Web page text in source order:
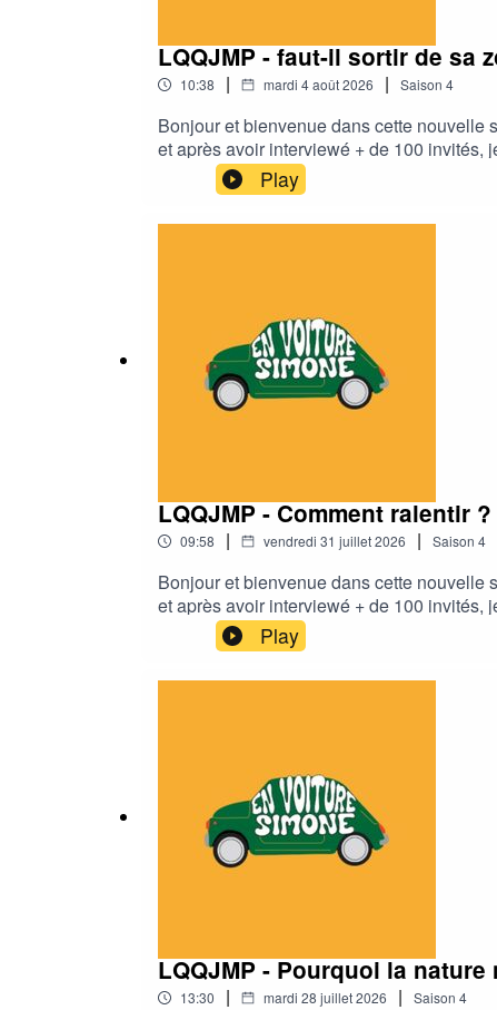
LQQJMP - faut-il sortir de sa
10:38 | mardi 4 août 2026 | Saison 4
Bonjour et bienvenue dans cette nouvelle
et après avoir interviewé + de 100 invités,
de soi. Dans cette série, je vais essayer
épisode, je me pose la question : Faut-il
les talents, accompagne les
Play
LQQJMP - Comment ralentir ?
09:58 | vendredi 31 juillet 2026 | Saison 4
Bonjour et bienvenue dans cette nouvelle
et après avoir interviewé + de 100 invités,
de soi. Dans cette série, je vais essayer
épisode, je me pose la question :
accompagne les transformations
Play
LQQJMP - Pourquoi la
13:30 | mardi 28 juillet 2026 | Saison 4